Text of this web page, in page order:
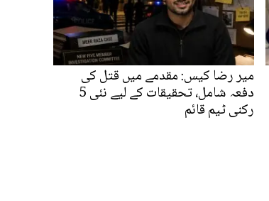
میر رضا کیس: مقدمے میں قتل کی
دفعہ شامل، تحقیقات کے لیے نئی 5
رکنی ٹیم قائم